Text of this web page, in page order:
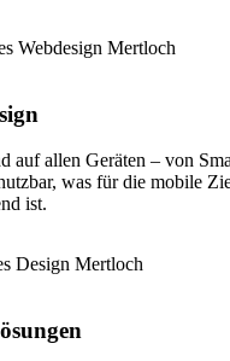
auf allen Geräten – von
was für die mobile
ist.